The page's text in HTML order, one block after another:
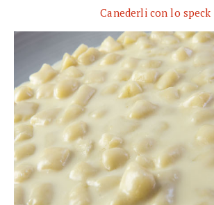
Canederli con lo speck